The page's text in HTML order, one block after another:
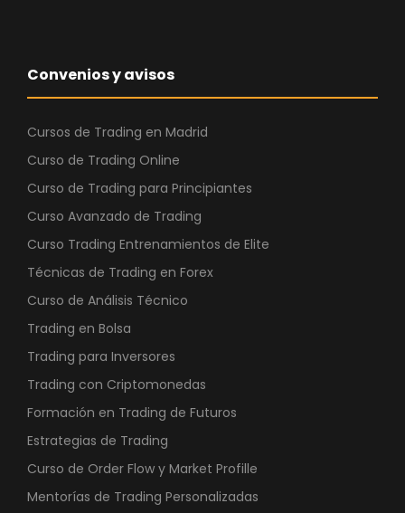
Convenios y avisos
Cursos de Trading en Madrid
Curso de Trading Online
Curso de Trading para Principiantes
Curso Avanzado de Trading
Curso Trading Entrenamientos de Elite
Técnicas de Trading en Forex
Curso de Análisis Técnico
Trading en Bolsa
Trading para Inversores
Trading con Criptomonedas
Formación en Trading de Futuros
Estrategias de Trading
Curso de Order Flow y Market Profille
Mentorías de Trading Personalizadas